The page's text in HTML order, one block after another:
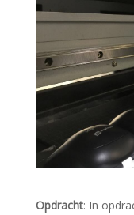
Opdracht: In